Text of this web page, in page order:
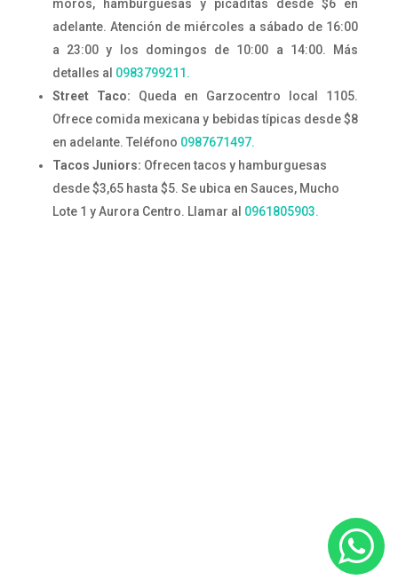
moros, hamburguesas y picaditas desde $6 en
adelante. Atención de miércoles a sábado de 16:00
a 23:00 y los domingos de 10:00 a 14:00. Más
detalles al 0983799211.
Street Taco: Queda en Garzocentro local 1105.
Ofrece comida mexicana y bebidas típicas desde $8
en adelante. Teléfono 0987671497.
Tacos Juniors: Ofrecen tacos y hamburguesas
desde $3,65 hasta $5. Se ubica en Sauces, Mucho
Lote 1 y Aurora Centro. Llamar al 0961805903.